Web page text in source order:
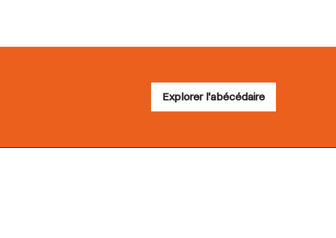
Explorer l'abécédaire